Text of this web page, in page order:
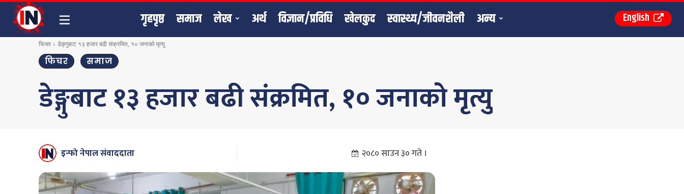
गृहपृष्ठ समाज लेख अर्थ विज्ञान/प्रविधि खेलकुद स्वास्थ्य/जीवनशैली अन्य English
फिचर डेङ्गुबाट १३ हजार बढी संक्रमित, १० जनाको मृत्यु
फिचर समाज
डेङ्गुबाट १३ हजार बढी संक्रमित, १० जनाको मृत्यु
इन्फो नेपाल संवाददाता २०८० साउन ३० गते ।